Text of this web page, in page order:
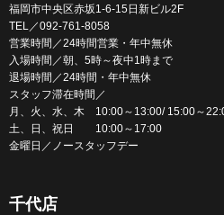
福岡市中央区赤坂1-6-15日新ビル2F
TEL／092-761-8058
営業時間／24時間営業・年中無休
入場時間／朝、5時～夜中1時まで
退場時間／24時間・年中無休
スタッフ滞在時間／
月、火、水、木 10:00～13:00/ 15:00～
土、日、祝日 10:00～17:00
金曜日／ノースタッフデー
千代店